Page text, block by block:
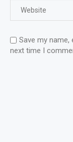
Save my
next time I